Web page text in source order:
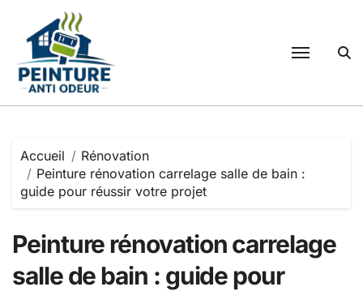
contenu
Accueil
Rénovation
Peinture rénovation carrelage salle de bain :
guide pour réussir votre projet
Peinture rénovation carrelage
salle de bain : guide pour